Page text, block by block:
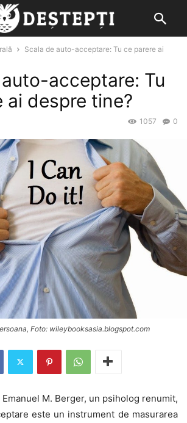
Scala de auto-acceptare: Tu ce parere ai
acceptare: Tu
ai despre tine?
0
1057
Foto: wileybooksasia.blogspot.com
M. Berger, un psiholog renumit,
este un instrument de masurarea